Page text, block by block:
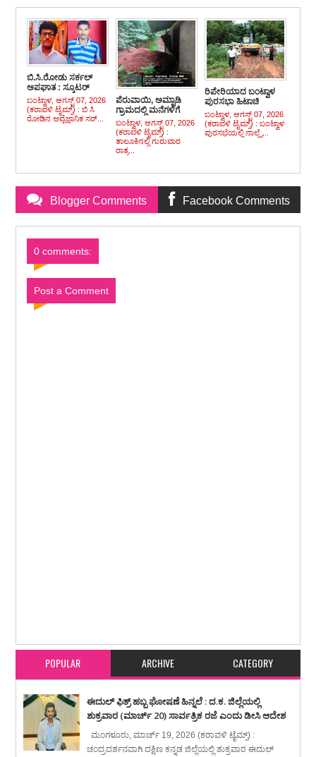
ಬಿ.ಸಿ.ರೋಡು ಸರ್ಕಲ್
ಅಪಘಾತ : ಸ್ಕೂಟರ್
ಸವಾರ ಕೂಡಾ ಮೃತ್ಯು ವಶ
ಬಂಟ್ವಾಳ, ಆಗಸ್ಟ್ 07, 2026
(ಕರಾವಳಿ ಟೈಮ್ಸ್) : ಬಿ ಸಿ
ರೋಡಿನ ಅವೈಜ್ಞಾನಿಕ ಸರ್...
ಪೆರುವಾಯಿ, ಅಮ್ಟಾಡಿ
ಗ್ರಾಮದಲ್ಲಿ ಮನೆಗಳಿಗೆ
ಹಾನಿ, ನಷ್ಟ
ಬಂಟ್ವಾಳ, ಆಗಸ್ಟ್ 07, 2026
(ಕರಾವಳಿ ಟೈಮ್ಸ್) :
ತಾಲೂಕಿನಲ್ಲಿ ಗುರುವಾರ
ರಾತ್ರ...
ರಿಪೇರಿಯಾದ ಬಂಟ್ವಾಳ
ಪುರಸಭಾ ಹಿಟಾಚಿ
ಕಂಚಿನಡ್ಕಪದವಿನಲ್ಲಿ
ಚಾಲೂ
ಬಂಟ್ವಾಳ, ಆಗಸ್ಟ್ 07, 2026
(ಕರಾವಳಿ ಟೈಮ್ಸ್) : ಬಂಟ್ವಾಳ
ಪುರಸಭೆಯಲ್ಲಿ ನಾಲ್ಕೈ...
Blogger Comments Facebook Comments
0 comments:
Post a Comment
POPULAR ARCHIVE CATEGORY
ಈದುಲ್ ಫಿತ್ರ್ ಹಬ್ಬ ಘೋಷಣೆ ಹಿನ್ನಲೆ : ದ.ಕ. ಜಿಲ್ಲೆಯಲ್ಲಿ
ಶುಕ್ರವಾರ (ಮಾರ್ಚ್ 20) ಸಾರ್ವತ್ರಿಕ ರಜೆ ಎಂದು ಡೀಸಿ ಆದೇಶ
ಮಂಗಳೂರು, ಮಾರ್ಚ್ 19, 2026 (ಕರಾವಳಿ ಟೈಮ್ಸ್) :
ಚಂದ್ರದರ್ಶನವಾಗಿ ದಕ್ಷಿಣ ಕನ್ನಡ ಜಿಲ್ಲೆಯಲ್ಲಿ ಶುಕ್ರವಾರ ಈದುಲ್